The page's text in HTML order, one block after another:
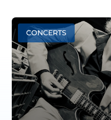
CONCERTS